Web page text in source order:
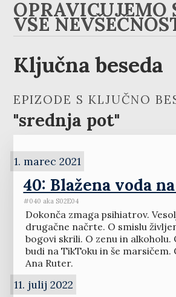
OPRAVIČUJEMO
VSE
Ključna beseda
EPIZODE S KLJUČNO
"srednja pot"
1. marec 2021
40: Blažena voda
#040 aka S02E04
Dokonča zmaga psihiatrov.
drugačne načrte. O smislu
bogovi skrili. O zenu in
budi na TikToku in še
Ana Ruter.
11. julij 2022